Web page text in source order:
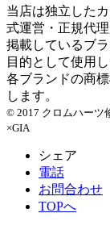
当店は独立した
式運営・正規代
掲載しているブ
目的として使用
各ブランドの商
します。
© 2017 クロムハーツ
×GIA
シェア
電話
お問合わせ
TOPへ